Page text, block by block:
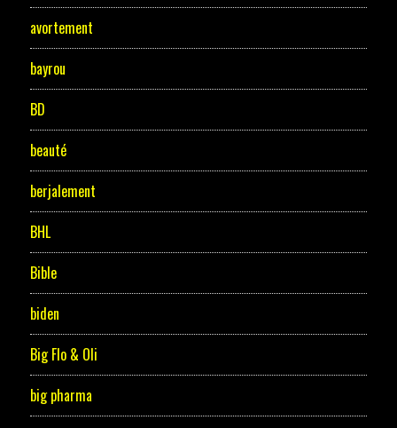
avortement
bayrou
BD
beauté
berjalement
BHL
Bible
biden
Big Flo & Oli
big pharma